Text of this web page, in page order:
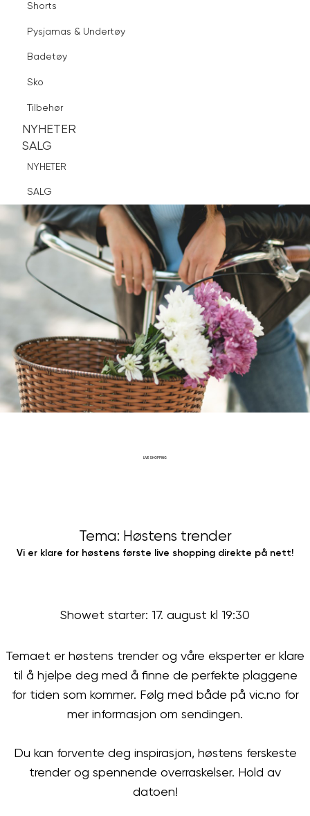
Sko
Tilbehør
NYHETER
SALG
NYHETER
SALG
Shorts
Pysjamas & Undertøy
Badetøy
Sko
Tilbehør
NYHETER
SALG
NYHETER
SALG
LIVE SHOPPING
Tema: Høstens trender
Vi er klare for høstens første live shopping direkte på nett!
Showet starter: 17. august kl 19:30
Temaet er høstens trender og våre eksperter er klare
til å hjelpe deg med å finne de perfekte plaggene
for tiden som kommer. Følg med både på vic.no for
mer informasjon om sendingen.
Du kan forvente deg inspirasjon, høstens ferskeste
trender og spennende overraskelser. Hold av
datoen!